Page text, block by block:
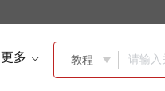
更多  教程 